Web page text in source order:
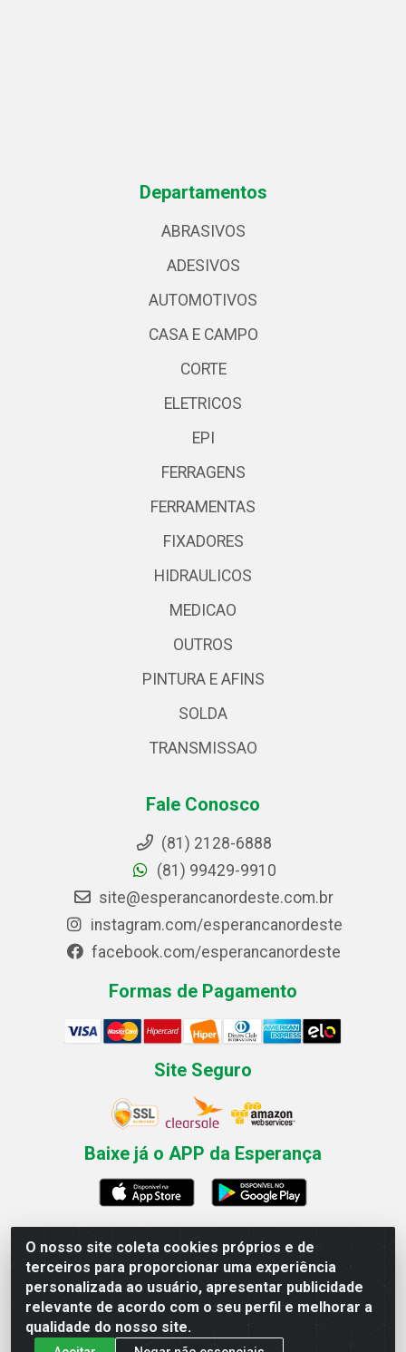
O nosso site coleta cookies próprios e de
terceiros para proporcionar uma experiência
personalizada ao usuário, apresentar publicidade
relevante de acordo com o seu perfil e melhorar a
qualidade do nosso site.
Departamentos
ABRASIVOS
ADESIVOS
AUTOMOTIVOS
CASA E CAMPO
CORTE
ELETRICOS
EPI
FERRAGENS
FERRAMENTAS
FIXADORES
HIDRAULICOS
MEDICAO
OUTROS
PINTURA E AFINS
SOLDA
TRANSMISSAO
Fale Conosco
(81) 2128-6888
(81) 99429-9910
site@esperancanordeste.com.br
instagram.com/esperancanordeste
facebook.com/esperancanordeste
Formas de Pagamento
Site Seguro
Baixe já o APP da Esperança
Esperança Nordeste - Rua Professor Caldas Filho, 291 -
Estância - Recife / PE CEP: 50771-335 - CNPJ
03.666.136/0001-23